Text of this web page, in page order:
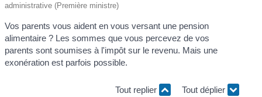
administrative (Première ministre)
Vos parents vous aident en vous versant une pension
alimentaire ? Les sommes que vous percevez de vos
parents sont soumises à l'impôt sur le revenu. Mais une
exonération est parfois possible.
Tout replier Tout déplier